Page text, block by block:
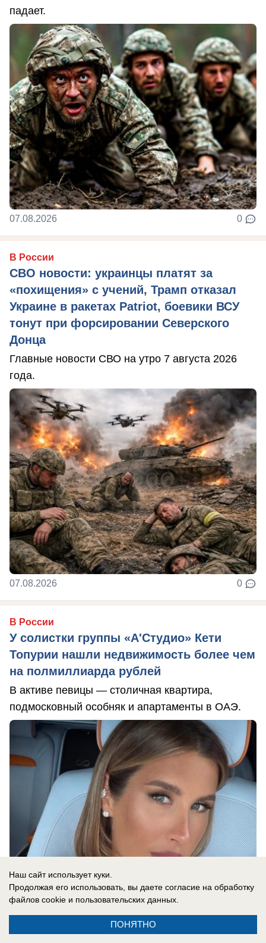
падает.
07.08.2026 0
В России
СВО новости: украинцы платят за
«похищения» с учений, Трамп отказал
Украине в ракетах Patriot, боевики ВСУ
тонут при форсировании Северского
Донца
Главные новости СВО на утро 7 августа 2026
года.
07.08.2026 0
В России
У солистки группы «А'Студио» Кети
Топурии нашли недвижимость более чем
на полмиллиарда рублей
В активе певицы — столичная квартира,
подмосковный особняк и апартаменты в ОАЭ.
07.08.2026 0
Наш сайт использует куки.
Продолжая его использовать, вы даете согласие на обработку
файлов cookie и пользовательских данных.
ПОНЯТНО